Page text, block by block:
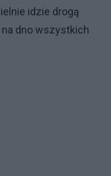
idzie drogą
na dno wszystkich